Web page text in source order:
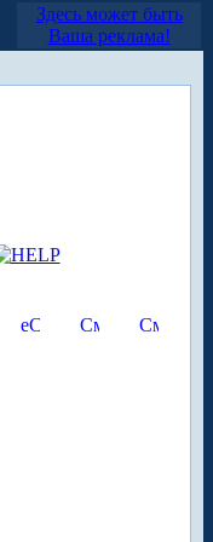
Здесь может быть
Ваша реклама!